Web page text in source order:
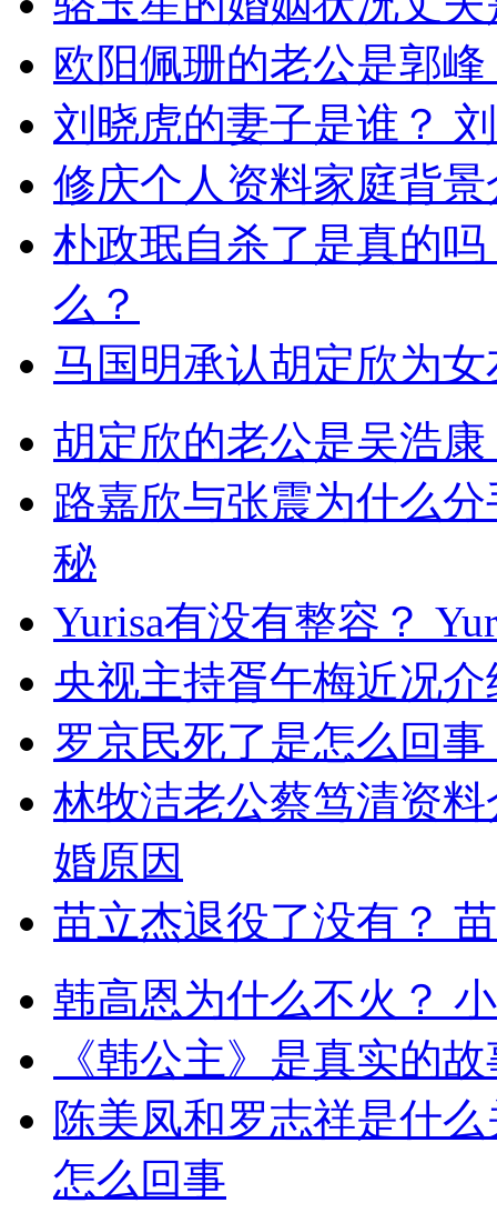
欧阳佩珊的老公是郭
刘晓虎的妻子是谁？
修庆个人资料家庭背
朴政珉自杀了是真的
么？
马国明承认胡定欣为
胡定欣的老公是吴浩
路嘉欣与张震为什么
秘
Yurisa有没有整容？
央视主持胥午梅近况
罗京民死了是怎么回
林牧洁老公蔡笃清资
婚原因
苗立杰退役了没有？
韩高恩为什么不火？
《韩公主》是真实的
陈美凤和罗志祥是什
怎么回事